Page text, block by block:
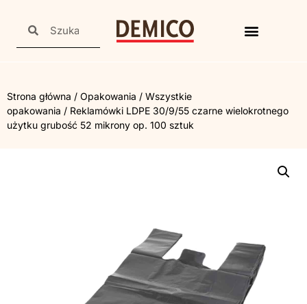
Strona główna / Opakowania / Wszystkie
opakowania / Reklamówki LDPE 30/9/55 czarne wielokrotnego
użytku grubość 52 mikrony op. 100 sztuk